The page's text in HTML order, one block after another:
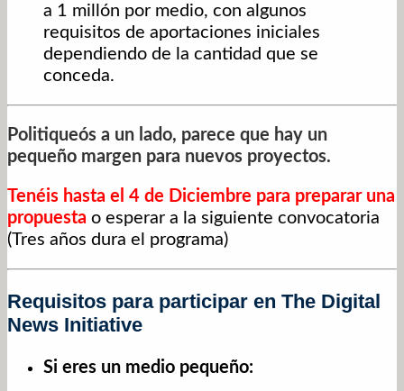
a 1 millón por medio, con algunos
requisitos de aportaciones iniciales
dependiendo de la cantidad que se
conceda.
Politiqueós a un lado, parece que hay un
pequeño margen para nuevos proyectos.
Tenéis hasta el 4 de Diciembre para preparar una
propuesta o esperar a la siguiente convocatoria
(Tres años dura el programa)
Requisitos para participar en The Digital
News Initiative
Si eres un medio pequeño: